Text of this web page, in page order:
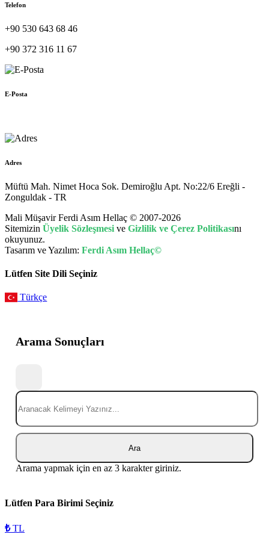
Telefon
+90 530 643 68 46
+90 372 316 11 67
E-Posta
Adres
Müftü Mah. Nimet Hoca Sok. Demiroğlu Apt. No:22/6 Ereğli -
Zonguldak - TR
Mali Müşavir Ferdi Asım Hellaç © 2007-2026
Sitemizin Üyelik Sözleşmesi ve Gizlilik ve Çerez Politikasını
okuyunuz.
Tasarım ve Yazılım: Ferdi Asım Hellaç©
Lütfen Site Dili Seçiniz
Türkçe
Arama Sonuçları
Ara
Arama yapmak için en az 3 karakter giriniz.
Lütfen Para Birimi Seçiniz
₺TL